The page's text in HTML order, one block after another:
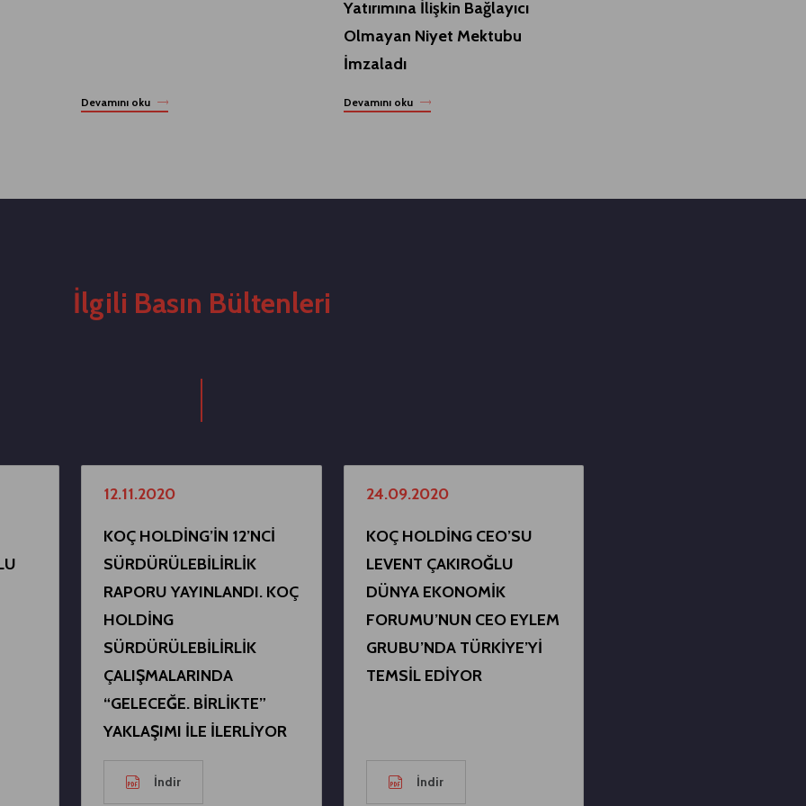
Devamını oku
Yatırımına İlişkin Bağlayıcı
Olmayan Niyet Mektubu
İmzaladı
Devamını oku
İlgili Basın Bültenleri
12.11.2020
KOÇ HOLDİNG’İN 12’NCİ
SÜRDÜRÜLEBİLİRLİK
RAPORU YAYINLANDI. KOÇ
HOLDİNG
SÜRDÜRÜLEBİLİRLİK
ÇALIŞMALARINDA
“GELECEĞE. BİRLİKTE”
YAKLAŞIMI İLE İLERLİYOR
İndir
24.09.2020
KOÇ HOLDİNG CEO’SU
LEVENT ÇAKIROĞLU
DÜNYA EKONOMİK
FORUMU’NUN CEO EYLEM
GRUBU’NDA TÜRKİYE’Yİ
TEMSİL EDİYOR
İndir